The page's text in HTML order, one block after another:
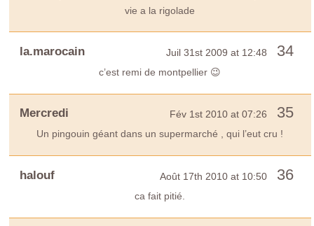
vie a la rigolade
la.marocain Juil 31st 2009 at 12:48 34
c’est remi de montpellier 😉
Mercredi Fév 1st 2010 at 07:26 35
Un pingouin géant dans un supermarché , qui l’eut cru !
halouf Août 17th 2010 at 10:50 36
ca fait pitié.